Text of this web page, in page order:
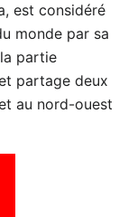
est considéré
monde par sa
partie
partage deux
au nord-ouest